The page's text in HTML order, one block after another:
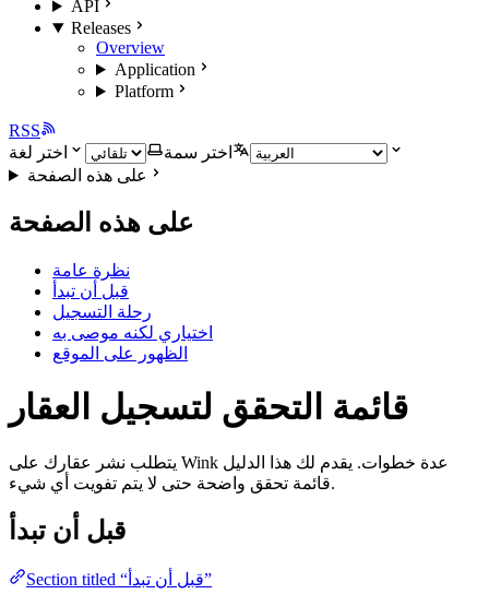
API
Releases
Overview
Application
Platform
RSS
اختر سمة
اختر لغة
على هذه الصفحة
على هذه الصفحة
نظرة عامة
قبل أن تبدأ
رحلة التسجيل
اختياري لكنه موصى به
الظهور على الموقع
قائمة التحقق لتسجيل العقار
يتطلب نشر عقارك على Wink عدة خطوات. يقدم لك هذا الدليل
قائمة تحقق واضحة حتى لا يتم تفويت أي شيء.
قبل أن تبدأ
Section titled “قبل أن تبدأ”